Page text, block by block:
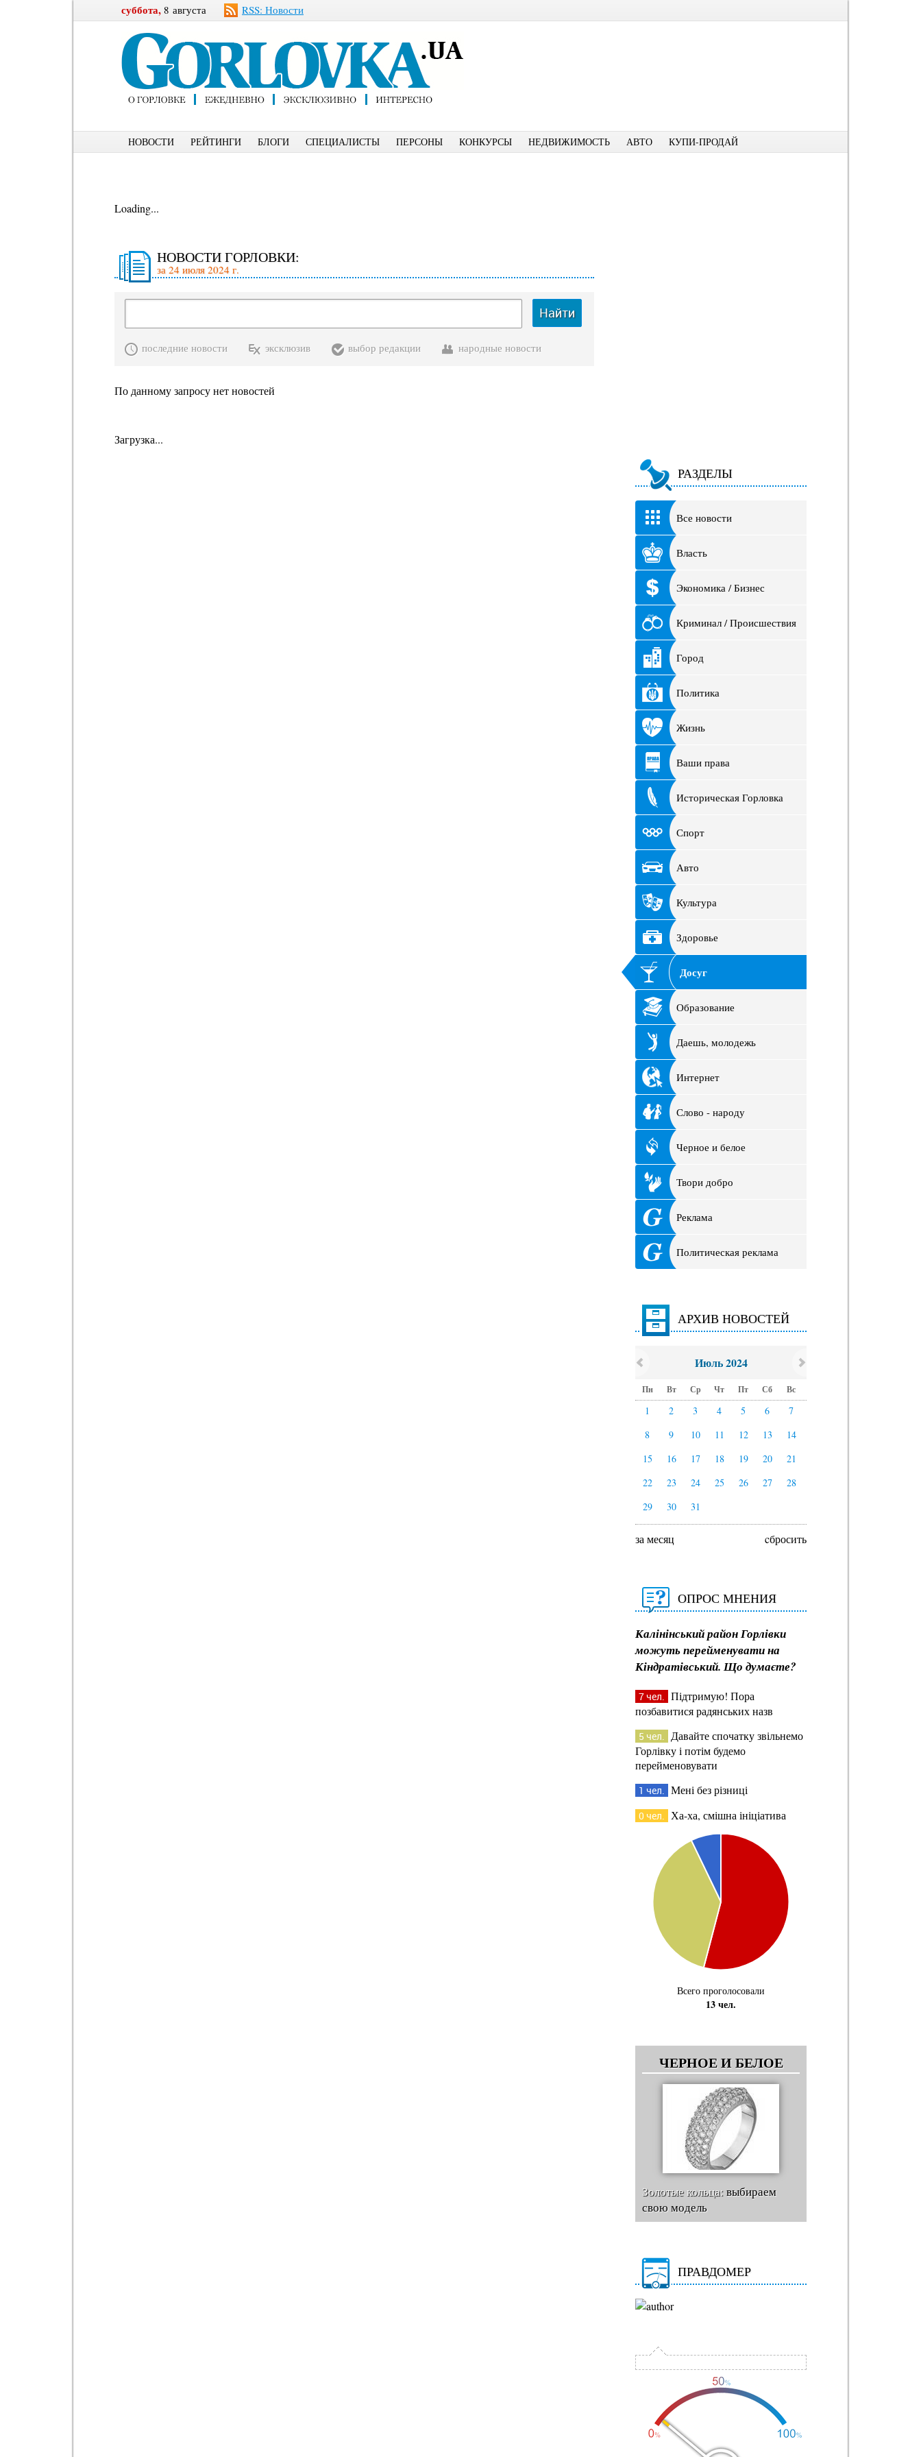
суббота, 8 августа RSS: Новости
НОВОСТИ РЕЙТИНГИ БЛОГИ СПЕЦИАЛИСТЫ ПЕРСОНЫ КОНКУРСЫ НЕДВИЖИМОСТЬ АВТО КУПИ-ПРОДАЙ
Loading...
НОВОСТИ ГОРЛОВКИ:
за 24 июля 2024 г.
Найти
последние новости эксклюзив выбор редакции народные новости
По данному запросу нет новостей
Загрузка...
РАЗДЕЛЫ
Все новости
Власть
Экономика / Бизнес
Криминал / Происшествия
Город
Политика
Жизнь
Ваши права
Историческая Горловка
Спорт
Авто
Культура
Здоровье
Досуг
Образование
Даешь, молодежь
Интернет
Слово - народу
Черное и белое
Твори добро
Реклама
Политическая реклама
АРХИВ НОВОСТЕЙ
Июль 2024
Пн Вт Ср Чт Пт Сб Вс
1 2 3 4 5 6
7
8
9 10 11 12 13
14
15
16 17 18 19 20
21
22
23 24 25 26 27
28
29
30 31
за месяц cбросить
ОПРОС МНЕНИЯ
Калінінський район Горлівки
можуть перейменувати на
Кіндратівський. Що думаєте?
7 чел. Підтримую! Пора
позбавитися радянських назв
5 чел. Давайте спочатку звільнемо
Горлівку і потім будемо
перейменовувати
1 чел. Мені без різниці
0 чел. Ха-ха, смішна ініціатива
Всего проголосовали
13 чел.
ЧЕРНОЕ И БЕЛОЕ
Золотые кольца:выбираем
свою модель
ПРАВДОМЕР